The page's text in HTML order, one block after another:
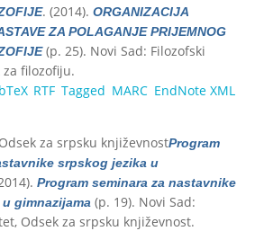
. (2014). ORGANIZACIJA
ZA POLAGANJE PRIJEMNOG
(p. 25). Novi Sad: Filozofski
filozofiju.
RTF Tagged MARC EndNote XML
za srpsku književnostProgram
srpskog jezika u
Program seminara za nastavnike
gimnazijama (p. 19). Novi Sad:
Odsek za srpsku književnost.